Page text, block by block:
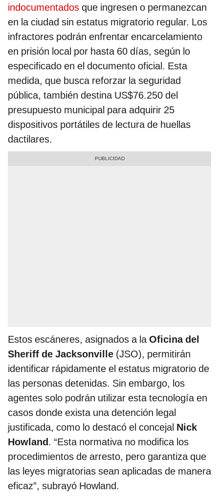
indocumentados que ingresen o permanezcan
en la ciudad sin estatus migratorio regular. Los
infractores podrán enfrentar encarcelamiento
en prisión local por hasta 60 días, según lo
especificado en el documento oficial. Esta
medida, que busca reforzar la seguridad
pública, también destina US$76.250 del
presupuesto municipal para adquirir 25
dispositivos portátiles de lectura de huellas
dactilares.
Estos escáneres, asignados a laOficina del
Sheriff de Jacksonville (JSO), permitirán
identificar rápidamente el estatus migratorio de
las personas detenidas. Sin embargo, los
agentes solo podrán utilizar esta tecnología en
casos donde exista una detención legal
justificada, como lo destacó el concejal Nick
Howland. “Esta normativa no modifica los
procedimientos de arresto, pero garantiza que
las leyes migratorias sean aplicadas de manera
eficaz”, subrayó Howland.